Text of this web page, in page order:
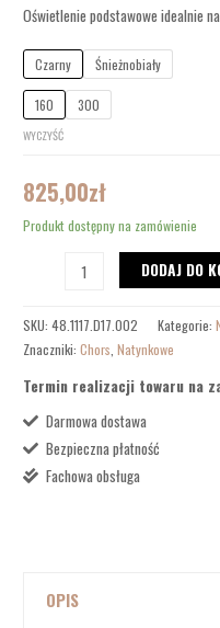
Oświetlenie podstawowe idealnie
Czarny Śnieżnobiały
160 300
WYCZYŚĆ
825,00zł
Produkt dostępny na zamówienie
DODAJ DO
SKU:48.1117.D17.002 Kategorie:
Znaczniki:Chors,Natynkowe
Termin realizacji towaru na
Darmowa dostawa
Bezpieczna płatność
Fachowa obsługa
OPIS